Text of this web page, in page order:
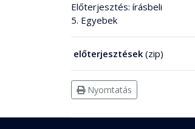
Előterjesztés: írásbeli
5. Egyebek
előterjesztések (zip)
Nyomtatás